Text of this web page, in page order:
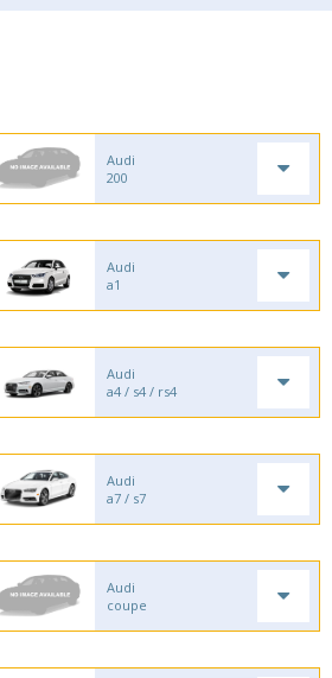
Audi
200
Audi
a1
Audi
a4 / s4 / rs4
Audi
a7 / s7
Audi
coupe